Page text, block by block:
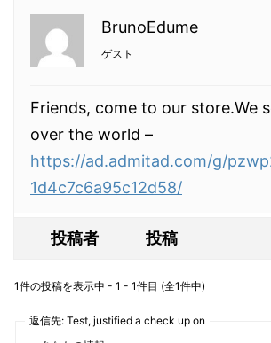
BrunoEdume
ゲスト
Friends, come to our store.We
over the world –
https://ad.admitad.com/g/
1d4c7c6a95c12d58/
投稿者 投稿
1件の投稿を表示中 - 1 - 1件目 (全1件中)
返信先: Test, justified a check up on